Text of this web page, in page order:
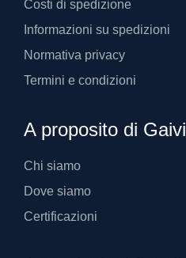
Costi di spedizione
Informazioni su spedizioni
Normativa privacy
Termini e condizioni
A proposito di Gaivi
Chi siamo
Dove siamo
Certificazioni